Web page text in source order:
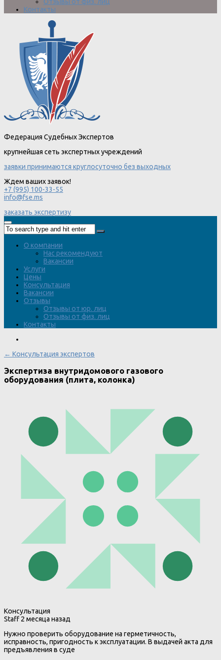
Отзывы от физ. лиц
Контакты
Федерация Судебных Экспертов
крупнейшая сеть экспертных учреждений
заявки принимаются круглосуточно без выходных
Ждем ваших заявок!
+7 (995) 100-33-55
info@fse.ms
заказать экспертизу
О компании
Нас рекомендуют
Вакансии
Услуги
Цены
Консультация
Вакансии
Отзывы
Отзывы от юр. лиц
Отзывы от физ. лиц
Контакты
← Консультация экспертов
Экспертиза внутридомового газового
оборудования (плита, колонка)
Консультация
Staff 2 месяца назад
Нужно проверить оборудование на герметичность,
исправность, пригодность к эксплуатации. В выдачей акта для
предъявления в суде